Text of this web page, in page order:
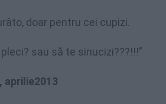
doar pentru cei cupizi.
sau să te sinucizi???!!!”
aprilie2013